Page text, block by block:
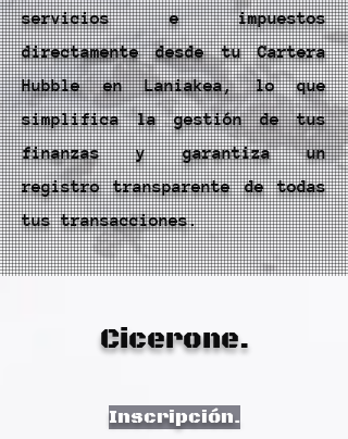
servicios e impuestos
directamente desde tu Cartera
Hubble en Laniakea, lo que
simplifica la gestión de tus
finanzas y garantiza un
registro transparente de todas
tus transacciones.
Cicerone.
Inscripción.